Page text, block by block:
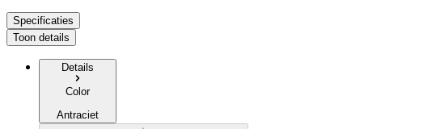
Specificaties
Toon details
Details
Color
Antraciet